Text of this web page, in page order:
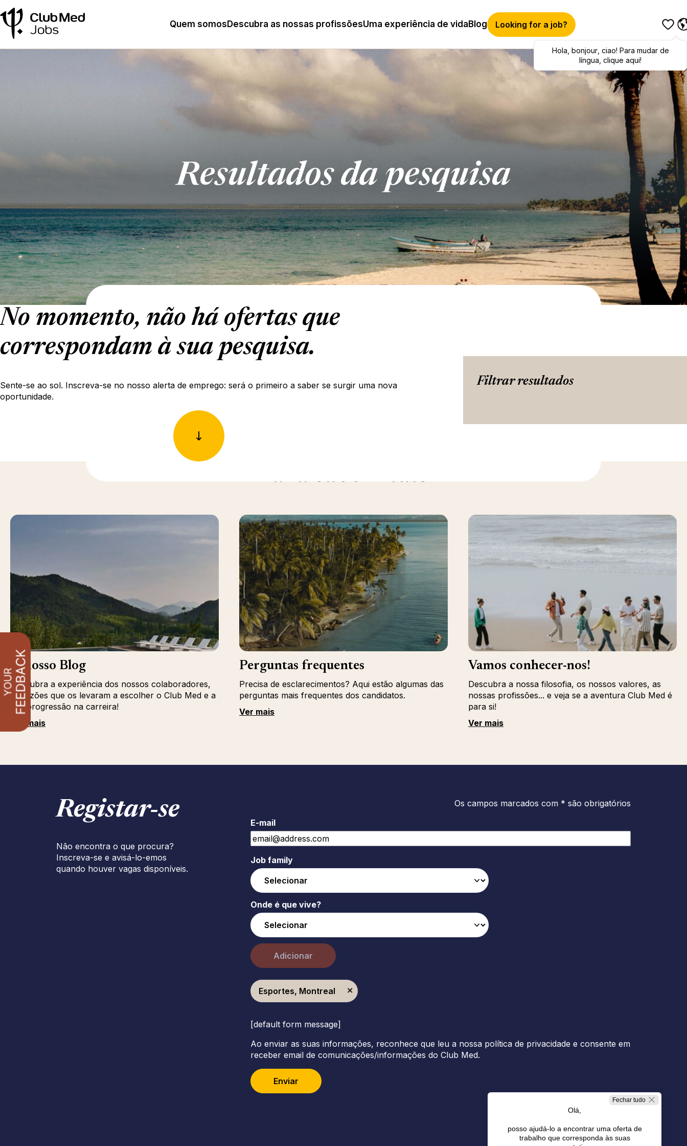
Quem somos Descubra as nossas profissõesUma experiência de vida Blog Looking for a job?
Hola,bonjour,ciao! To switch
languages, click here!
Hola bonjour, ciao! Para mudar de
língua, clique aqui!
Resultados da pesquisa
No momento, não há ofertas que
correspondam à sua pesquisa.
Sente-se ao sol. Inscreva-se no nosso alerta de emprego: será o primeiro a saber se surgir uma nova
oportunidade.
Filtrar resultados
Para saber mais
O nosso Blog
Descubra a experiência dos nossos colaboradores,
as razões que os levaram a escolher o Club Med e a
sua progressão na carreira!
Ver mais
Perguntas frequentes
Precisa de esclarecimentos? Aqui estão algumas das
perguntas mais frequentes dos candidatos.
Ver mais
Vamos conhecer-nos!
Descubra a nossa filosofia, os nossos valores, as
nossas profissões... e veja se a aventura Club Med é
para si!
Ver mais
Registar‑se
Não encontra o que procura?
Inscreva-se e avisá-lo-emos
quando houver vagas disponíveis.
Os campos marcados com * são obrigatórios
E-mail
Job family
Onde é que vive?
Adicionar
Esportes, Montreal
[default form message]
Ao enviar as suas informações, reconhece que leu a nossa política de privacidade e consente em
receber email de comunicações/informações do Club Med.
Enviar
Fechar tudo
Olá,
posso ajudá-lo a encontrar uma oferta de
trabalho que corresponda às suas